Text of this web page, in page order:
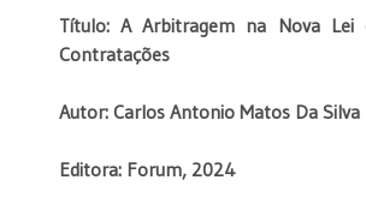
Título: A Arbitragem na Nova Lei
Contratações
Autor: Carlos Antonio Matos Da Silva
Editora: Forum, 2024